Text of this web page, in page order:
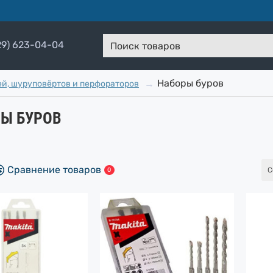
623-04-04
Поиск
шуруповёртов и перфораторов Наборы буров
БУРОВ
Сравнение товаров 0